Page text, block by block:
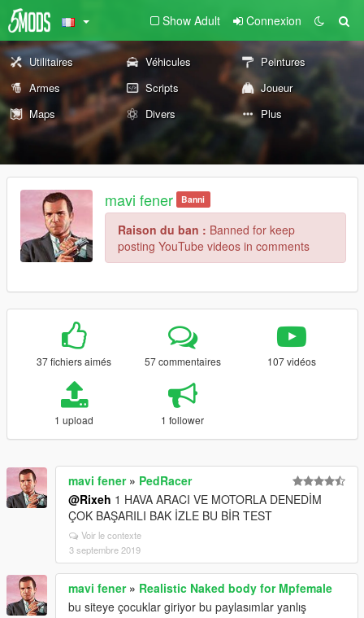
Show Adult Connexion
Utilitaires Véhicules
Peintures
Armes
Scripts
Joueur
Maps
Divers Plus
mavi fener Banni
Raison du ban : Banned for keep
posting YouTube videos in comments
37 fichiers aimés 57 commentaires 107 vidéos
1 upload 1 follower
mavi fener» PedRacer
@Rixeh 1 HAVA ARACI VE MOTORLA DENEDİM
ÇOK BAŞARILI BAK İZLE BU BİR TEST
Voir le contexte
3 septembre 2019
mavi fener» Realistic Naked body for Mpfemale
bu siteye çocuklar giriyor bu paylasımlar yanlış